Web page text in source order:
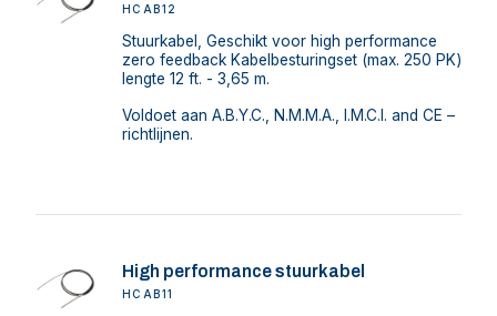
HCAB12
Stuurkabel, Geschikt voor high performance
zero feedback Kabelbesturingset (max. 250 PK)
lengte 12 ft. - 3,65 m.
Voldoet aan A.B.Y.C., N.M.M.A., I.M.C.I. and CE –
richtlijnen.
High performance stuurkabel
HCAB11